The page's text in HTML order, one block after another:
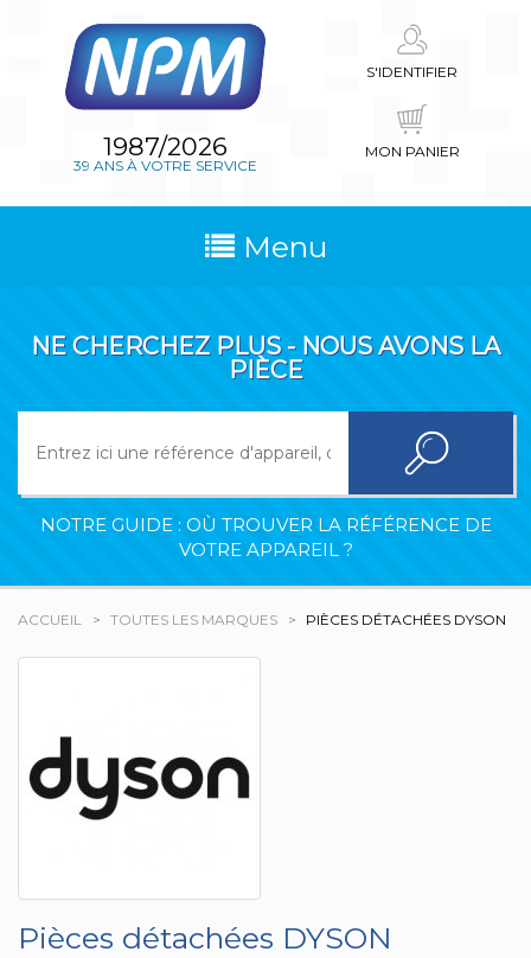
1987/2026
39 ANS À VOTRE SERVICE
S'IDENTIFIER
MON PANIER
Menu
NE CHERCHEZ PLUS - NOUS AVONS LA
PIÈCE
NOTRE GUIDE : OÙ TROUVER LA RÉFÉRENCE DE
VOTRE APPAREIL ?
ACCUEIL TOUTES LES MARQUES PIÈCES DÉTACHÉES DYSON
Pièces détachées DYSON